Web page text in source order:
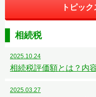
トピッ
相続税
2025.10.24
相続税評価額とは？内
2025.03.27